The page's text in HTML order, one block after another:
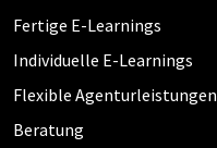
Fertige E-Learnings
Individuelle E-Learnings
Flexible Agenturleistungen
Beratung